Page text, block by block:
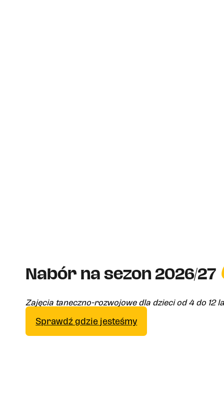
Nabór na sezon 2026/27
Zajęcia taneczno-rozwojowe dla dzieci od 4 do
Sprawdź gdzie jesteśmy